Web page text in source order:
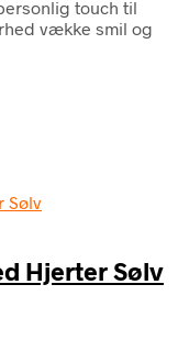
touch til
vække smil og
Hjerter Sølv